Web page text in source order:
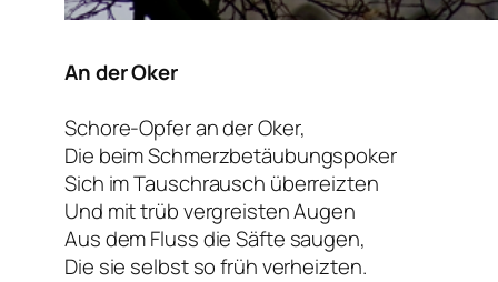
An der Oker
Schore-Opfer an der Oker,
Die beim Schmerzbetäubungspoker
Sich im Tauschrausch überreizten
Und mit trüb vergreisten Augen
Aus dem Fluss die Säfte saugen,
Die sie selbst so früh verheizten.